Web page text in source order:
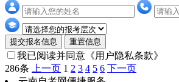
提交报名信息 重置信息
我已阅读并同意 《用户隐私条款》
286条
上一页 1 2 3 4 5 6 下一页